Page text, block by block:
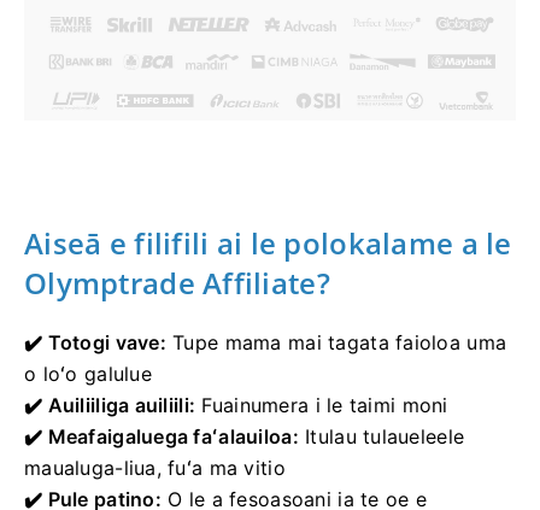
Aiseā e filifili ai le polokalame a le
Olymptrade Affiliate?
✔️ Totogi vave: Tupe mama mai tagata faioloa uma
o loʻo galulue
✔️ Auiliiliga auiliili: Fuainumera i le taimi moni
✔️ Meafaigaluega faʻalauiloa: Itulau tulaueleele
maualuga-liua, fuʻa ma vitio
✔️ Pule patino: O le a fesoasoani ia te oe e